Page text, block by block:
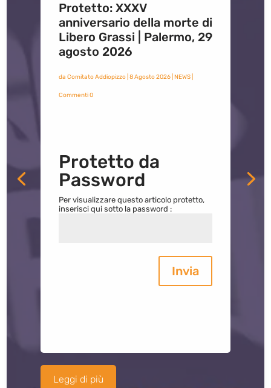
Protetto: XXXV
anniversario della morte di
Libero Grassi | Palermo, 29
agosto 2026
da Comitato Addiopizzo| 8 Agosto 2026| NEWS|
Commenti 0
Protetto da
Password
Per visualizzare questo articolo protetto,
inserisci qui sotto la password :
Invia
Leggi di più